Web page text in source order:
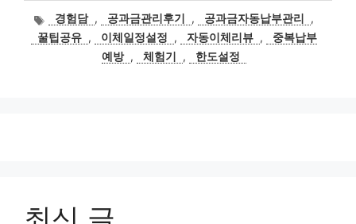
태
그
경험담 , 공과금관리후기 , 공과금자동납부관리
,
꿀팁공유 , 이체일정설정 , 자동이체리뷰 ,
중복납부
예방 , 체험기 , 한도설정